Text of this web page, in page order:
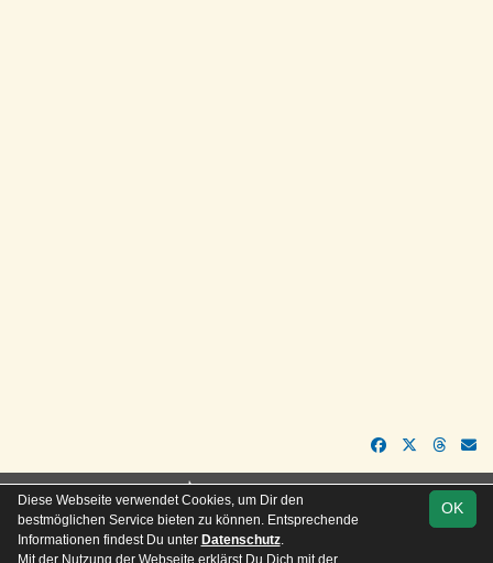
soccero.de
Besucherstatistik Kontakt Impressum
OK
Diese Webseite verwendet Cookies, um Dir den
bestmöglichen Service bieten zu können. Entsprechende
Informationen findest Du unter Datenschutz.
Mit der Nutzung der Webseite erklärst Du Dich mit der